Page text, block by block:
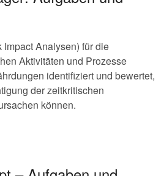
Analysen) für die
Aktivitäten und Prozesse
identifiziert und bewertet,
der zeitkritischen
können.